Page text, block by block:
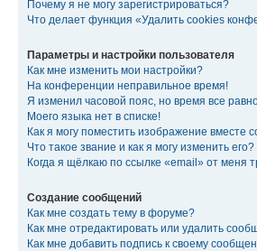
Почему я не могу зарегистрироваться?
Что делает функция «Удалить cookies
Параметры и настройки пользователя
Как мне изменить мои настройки?
На конференции неправильное время!
Я изменил часовой пояс, но время все
Моего языка нет в списке!
Как я могу поместить изображение вместе
Что такое звание и как я могу изменить его?
Когда я щёлкаю по ссылке «email» от меня
Создание сообщений
Как мне создать тему в форуме?
Как мне отредактировать или удалить
Как мне добавить подпись к своему